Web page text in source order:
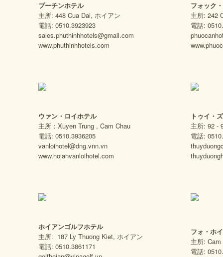
プーチンホテル
主所: 448 Cua Dai, ホイアン
電話: 0510.3923923
sales.phuthinhhotels@gmail.com
www.phuthinhhotels.com
フォック
主所: 242
電話:
ウァン・ロイホテル
主所：Xuyen Trung , Cam Chau
電話: 0510.3936205
vanloihotel@dng.vnn.vn
www.hoianvanloihotel.com
トゥイ・
主所: 92 -
電話:
ホイアンゴルフホテル
主所: 187 Ly Thuong Kiet, ホイアン
電話: 0510.3861171
フォ・ホ
主所:
電話: